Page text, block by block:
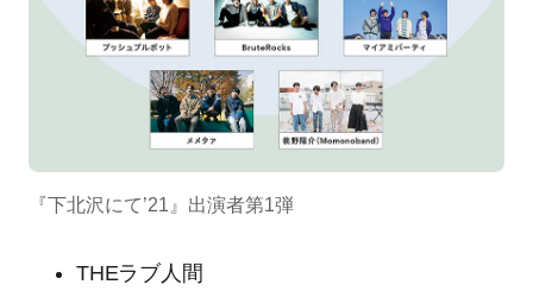
『下北沢にて’21』出演者第1弾
THEラブ人間